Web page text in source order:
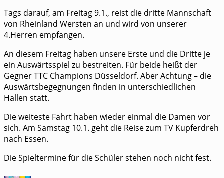
Tags darauf, am Freitag 9.1., reist die dritte Mannschaft
von Rheinland Wersten an und wird von unserer
4.Herren empfangen.
An diesem Freitag haben unsere Erste und die Dritte je
ein Auswärtsspiel zu bestreiten. Für beide heißt der
Gegner TTC Champions Düsseldorf. Aber Achtung – die
Auswärtsbegegnungen finden in unterschiedlichen
Hallen statt.
Die weiteste Fahrt haben wieder einmal die Damen vor
sich. Am Samstag 10.1. geht die Reise zum TV Kupferdreh
nach Essen.
Die Spieltermine für die Schüler stehen noch nicht fest.